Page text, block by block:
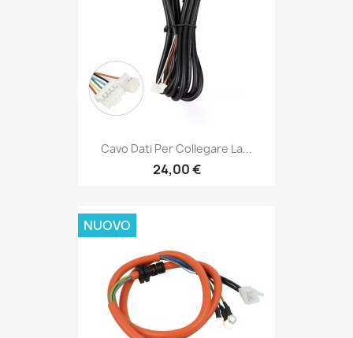
Cavo Dati Per Collegare La...
24,00 €
NUOVO